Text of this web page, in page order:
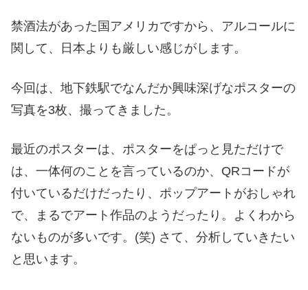
禁酒法があった国アメリカですから、アルコールに
関して、日本よりも厳しい感じがします。
今回は、地下鉄駅でなんだか興味深げなポスターの
写真を3枚、撮ってきました。
最近のポスターは、ポスターをぱっと見ただけで
は、一体何のことを言っているのか、QRコードが
付いているだけだったり、ポップアートがおしゃれ
で、まるでアート作品のようだったり。よくわから
ないものが多いです。(笑) さて、分析していきたい
と思います。